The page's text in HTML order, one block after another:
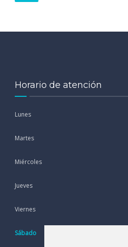
Horario de atención
Lunes
Martes
Miércoles
Jueves
Viernes
Sábado